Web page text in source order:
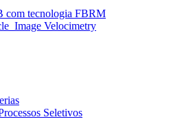
com tecnologia FBRM
Image Velocimetry
Seletivos